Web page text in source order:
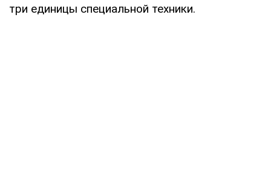
три единицы специальной техники.